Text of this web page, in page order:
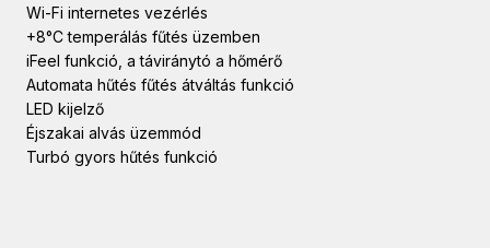
Wi-Fi internetes vezérlés
+8°C temperálás fűtés üzemben
iFeel funkció, a táviránytó a hőmérő
Automata hűtés fűtés átváltás funkció
LED kijelző
Éjszakai alvás üzemmód
Turbó gyors hűtés funkció